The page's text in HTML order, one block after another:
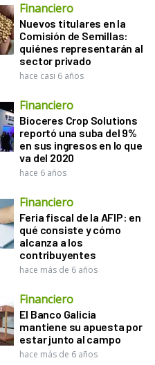
Financiero
Nuevos titulares en la
Comisión de Semillas:
quiénes representarán al
sector privado
hace casi 6 años
Financiero
Bioceres Crop Solutions
reportó una suba del 9%
en sus ingresos en lo que
va del 2020
hace 6 años
Financiero
Feria fiscal de la AFIP: en
qué consiste y cómo
alcanza a los
contribuyentes
hace más de 6 años
Financiero
El Banco Galicia
mantiene su apuesta por
estar junto al campo
hace más de 6 años